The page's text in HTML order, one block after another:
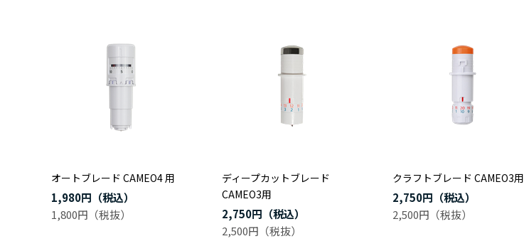
オートブレード CAMEO4 用
1,980円
1,800円
ディープカットブレード
CAMEO3用
2,750円
2,500円
クラフトブレード CAMEO3用
2,750円
2,500円